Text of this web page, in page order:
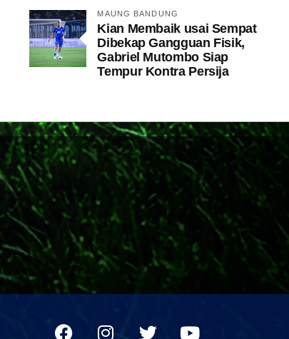
MAUNG BANDUNG
Kian Membaik usai Sempat
Dibekap Gangguan Fisik,
Gabriel Mutombo Siap
Tempur Kontra Persija